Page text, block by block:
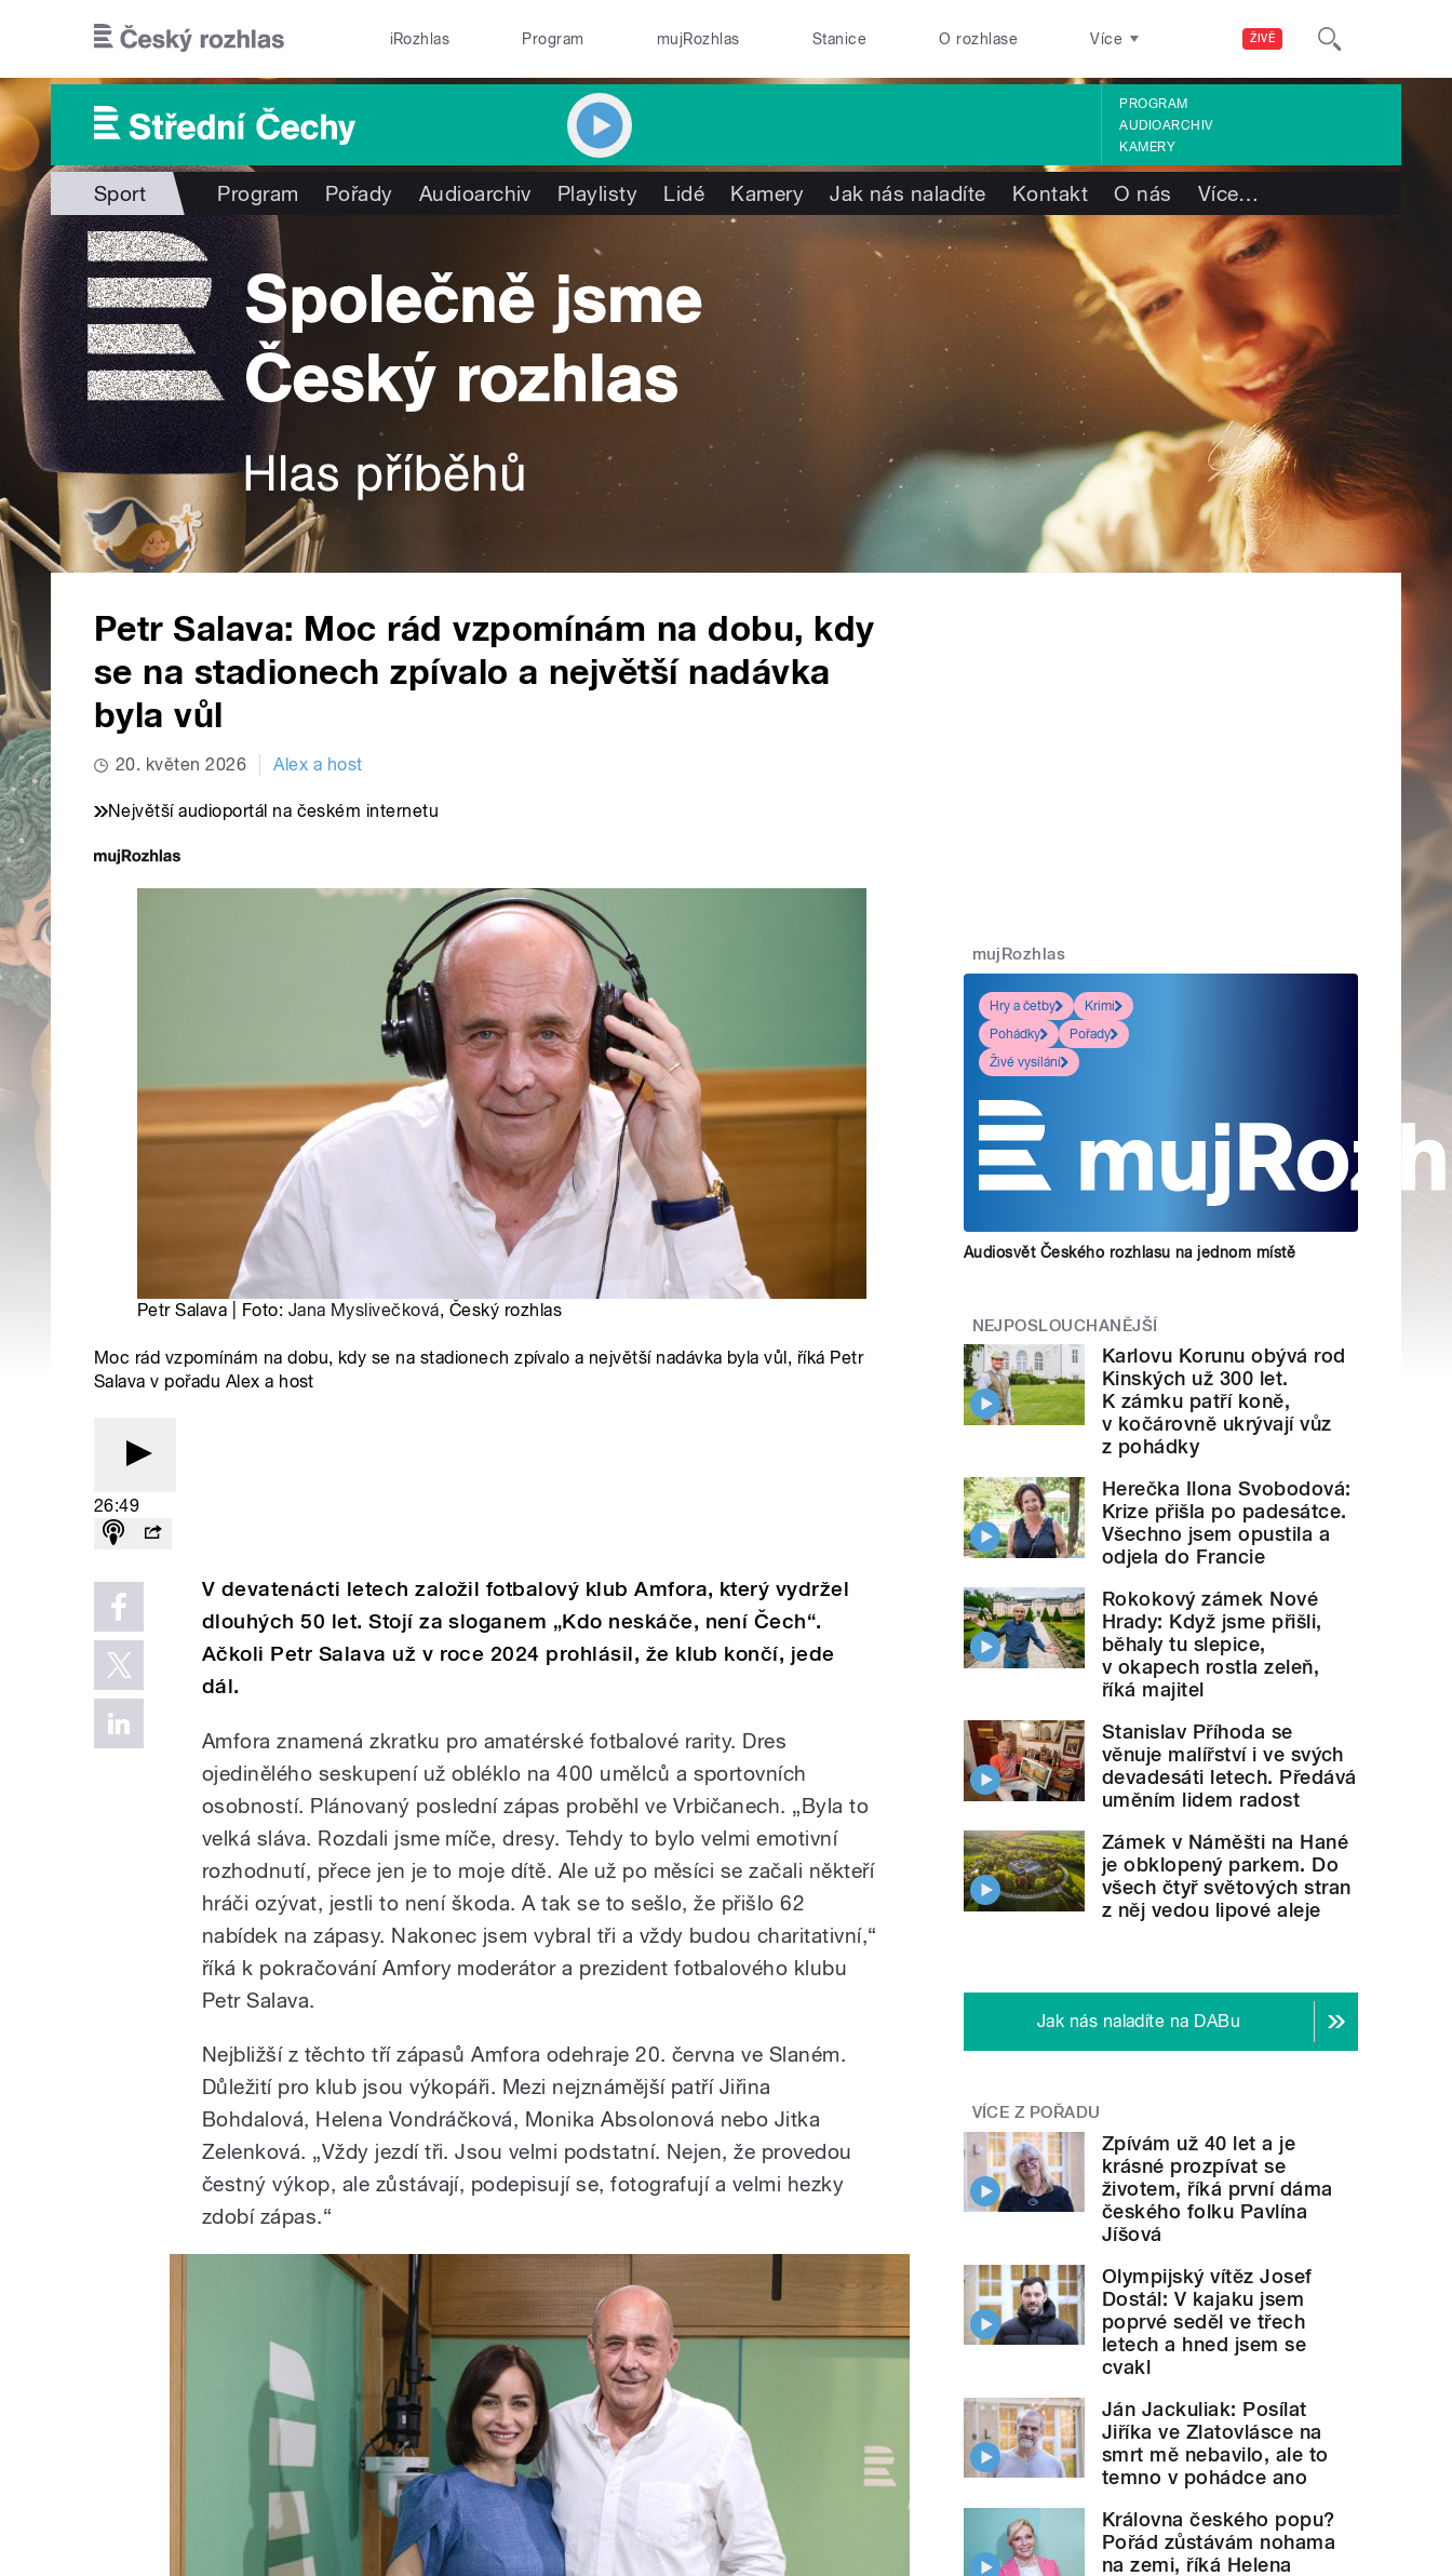
ŽIVĚ
iRozhlas Program mujRozhlas Stanice O rozhlase Více
PROGRAM
AUDIOARCHIV
KAMERY
Sport Program Pořady Audioarchiv Playlisty Lidé Kamery Jak nás naladíte Kontakt O nás Více…
Petr Salava: Moc rád vzpomínám na dobu, kdy
se na stadionech zpívalo a největší nadávka
byla vůl
20. květen 2026 Alex a host
Největší audioportál na českém internetu
Petr Salava | Foto: Jana Myslivečková, Český rozhlas
Moc rád vzpomínám na dobu, kdy se na stadionech zpívalo a největší nadávka byla vůl, říká Petr
Salava v pořadu Alex a host
26:49
V devatenácti letech založil fotbalový klub Amfora, který vydržel
dlouhých 50 let. Stojí za sloganem „Kdo neskáče, není Čech“.
Ačkoli Petr Salava už v roce 2024 prohlásil, že klub končí, jede
dál.
Amfora znamená zkratku pro amatérské fotbalové rarity. Dres
ojedinělého seskupení už obléklo na 400 umělců a sportovních
osobností. Plánovaný poslední zápas proběhl ve Vrbičanech. „Byla to
velká sláva. Rozdali jsme míče, dresy. Tehdy to bylo velmi emotivní
rozhodnutí, přece jen je to moje dítě. Ale už po měsíci se začali někteří
hráči ozývat, jestli to není škoda. A tak se to sešlo, že přišlo 62
nabídek na zápasy. Nakonec jsem vybral tři a vždy budou charitativní,“
říká k pokračování Amfory moderátor a prezident fotbalového klubu
Petr Salava.
Nejbližší z těchto tří zápasů Amfora odehraje 20. června ve Slaném.
Důležití pro klub jsou výkopáři. Mezi nejznámější patří Jiřina
Bohdalová, Helena Vondráčková, Monika Absolonová nebo Jitka
Zelenková. „Vždy jezdí tři. Jsou velmi podstatní. Nejen, že provedou
čestný výkop, ale zůstávají, podepisují se, fotografují a velmi hezky
zdobí zápas.“
mujRozhlas
Hry a četby
Krimi
Pohádky
Pořady
Živé vysílání
Audiosvět Českého rozhlasu na jednom místě
NEJPOSLOUCHANĚJŠÍ
Karlovu Korunu obývá rod
Kinských už 300 let.
K zámku patří koně,
v kočárovně ukrývají vůz
z pohádky
Herečka Ilona Svobodová:
Krize přišla po padesátce.
Všechno jsem opustila a
odjela do Francie
Rokokový zámek Nové
Hrady: Když jsme přišli,
běhaly tu slepice,
v okapech rostla zeleň,
říká majitel
Stanislav Příhoda se
věnuje malířství i ve svých
devadesáti letech. Předává
uměním lidem radost
Zámek v Náměšti na Hané
je obklopený parkem. Do
všech čtyř světových stran
z něj vedou lipové aleje
Jak nás naladíte na DABu
VÍCE Z POŘADU
Zpívám už 40 let a je
krásné prozpívat se
životem, říká první dáma
českého folku Pavlína
Jíšová
Olympijský vítěz Josef
Dostál: V kajaku jsem
poprvé seděl ve třech
letech a hned jsem se
cvakl
Ján Jackuliak: Posílat
Jiříka ve Zlatovlásce na
smrt mě nebavilo, ale to
temno v pohádce ano
Královna českého popu?
Pořád zůstávám nohama
na zemi, říká Helena